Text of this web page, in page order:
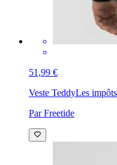
51,99 €
Veste TeddyLes
Par Freetide